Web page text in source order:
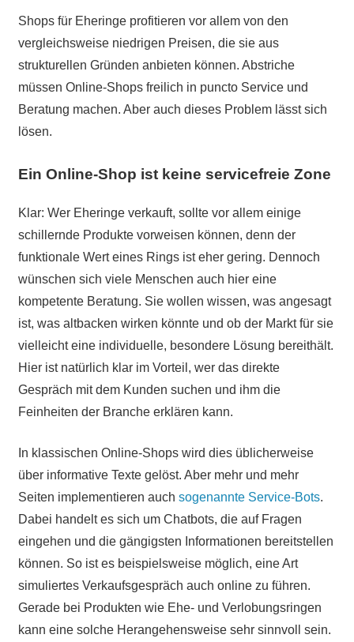
Shops für Eheringe profitieren vor allem von den
vergleichsweise niedrigen Preisen, die sie aus
strukturellen Gründen anbieten können. Abstriche
müssen Online-Shops freilich in puncto Service und
Beratung machen. Aber auch dieses Problem lässt sich
lösen.
Ein Online-Shop ist keine servicefreie Zone
Klar: Wer Eheringe verkauft, sollte vor allem einige
schillernde Produkte vorweisen können, denn der
funktionale Wert eines Rings ist eher gering. Dennoch
wünschen sich viele Menschen auch hier eine
kompetente Beratung. Sie wollen wissen, was angesagt
ist, was altbacken wirken könnte und ob der Markt für sie
vielleicht eine individuelle, besondere Lösung bereithält.
Hier ist natürlich klar im Vorteil, wer das direkte
Gespräch mit dem Kunden suchen und ihm die
Feinheiten der Branche erklären kann.
In klassischen Online-Shops wird dies üblicherweise
über informative Texte gelöst. Aber mehr und mehr
Seiten implementieren auch sogenannte Service-Bots.
Dabei handelt es sich um Chatbots, die auf Fragen
eingehen und die gängigsten Informationen bereitstellen
können. So ist es beispielsweise möglich, eine Art
simuliertes Verkaufsgespräch auch online zu führen.
Gerade bei Produkten wie Ehe- und Verlobungsringen
kann eine solche Herangehensweise sehr sinnvoll sein.